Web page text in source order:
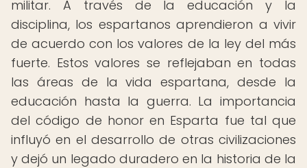
militar. A través de la educación y la
disciplina, los espartanos aprendieron a vivir
de acuerdo con los valores de la ley del más
fuerte. Estos valores se reflejaban en todas
las áreas de la vida espartana, desde la
educación hasta la guerra. La importancia
del código de honor en Esparta fue tal que
influyó en el desarrollo de otras civilizaciones
y dejó un legado duradero en la historia de la